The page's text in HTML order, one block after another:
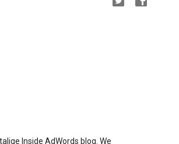
Inside AdWords blog. We